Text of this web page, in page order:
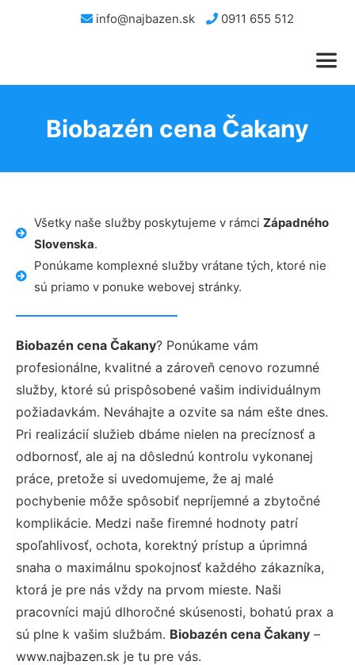
info@najbazen.sk 0911 655 512
Biobazén cena Čakany
Všetky naše služby poskytujeme v rámci Západného
Slovenska.
Ponúkame komplexné služby vrátane tých, ktoré nie
sú priamo v ponuke webovej stránky.
Biobazén cena Čakany? Ponúkame vám
profesionálne, kvalitné a zároveň cenovo rozumné
služby, ktoré sú prispôsobené vašim individuálnym
požiadavkám. Neváhajte a ozvite sa nám ešte dnes.
Pri realizácií služieb dbáme nielen na precíznosť a
odbornosť, ale aj na dôslednú kontrolu vykonanej
práce, pretože si uvedomujeme, že aj malé
pochybenie môže spôsobiť nepríjemné a zbytočné
komplikácie. Medzi naše firemné hodnoty patrí
spoľahlivosť, ochota, korektný prístup a úprimná
snaha o maximálnu spokojnosť každého zákazníka,
ktorá je pre nás vždy na prvom mieste. Naši
pracovníci majú dlhoročné skúsenosti, bohatú prax a
sú plne k vašim službám. Biobazén cena Čakany –
www.najbazen.sk je tu pre vás.